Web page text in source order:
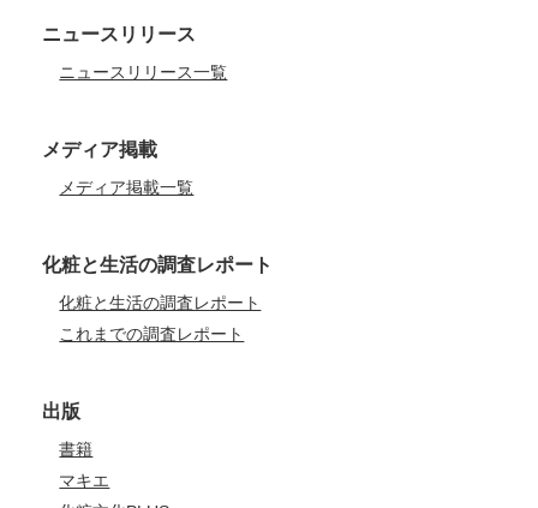
ニュースリリース
ニュースリリース一覧
メディア掲載
メディア掲載一覧
化粧と生活の調査レポート
化粧と生活の調査レポート
これまでの調査レポート
出版
書籍
マキエ